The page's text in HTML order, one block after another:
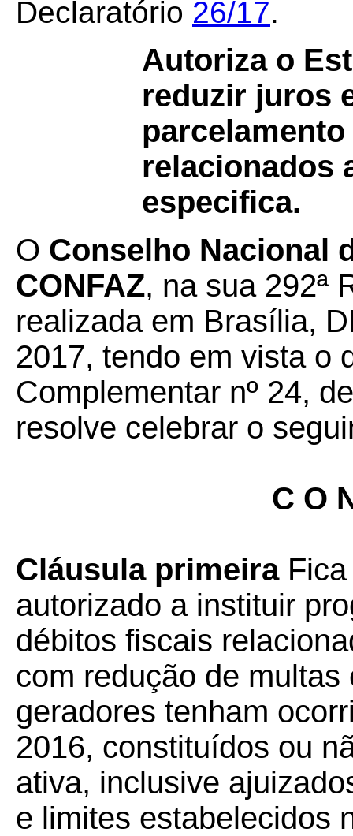
Declaratório 26/17.
Autoriza o
reduzir juros
relacionados
especifica.
O Conselho Nacional
CONFAZ, na sua 292ª
realizada em Brasília,
2017, tendo em vista o
Complementar nº 24,
resolve celebrar o
C O
Cláusula primeiraFica
autorizado a instituir
débitos fiscais
com redução de
geradores tenham
2016, constituídos ou
ativa, inclusive
e limites estabelecidos